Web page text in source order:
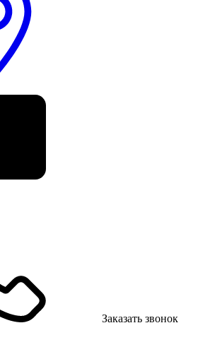
Заказать звонок